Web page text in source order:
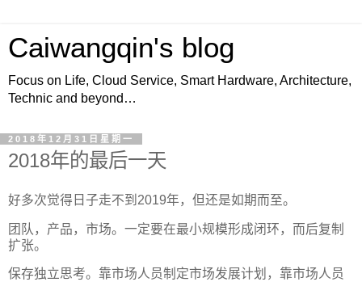
Caiwangqin's blog
Focus on Life, Cloud Service, Smart Hardware, Architecture,
Technic and beyond…
2018年12月31日星期一
2018年的最后一天
好多次觉得日子走不到2019年，但还是如期而至。
团队，产品，市场。一定要在最小规模形成闭环，而后复制
扩张。
保存独立思考。靠市场人员制定市场发展计划，靠市场人员